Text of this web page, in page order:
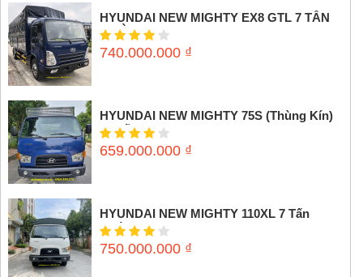
HYUNDAI NEW MIGHTY EX8 GTL 7 TẤN
(THÙNG MUI BẠT)
740.000.000 ₫
HYUNDAI NEW MIGHTY 75S (Thùng Kín)
3,5 tấn
659.000.000 ₫
HYUNDAI NEW MIGHTY 110XL 7 Tấn
(Thùng mui bạt)
750.000.000 ₫